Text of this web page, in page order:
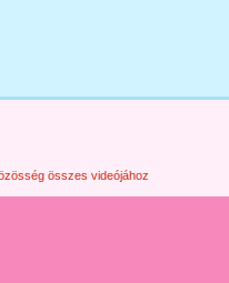
összes videójához